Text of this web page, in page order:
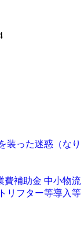
装った迷惑（なり
費補助金 中小物流
リフター等導入等